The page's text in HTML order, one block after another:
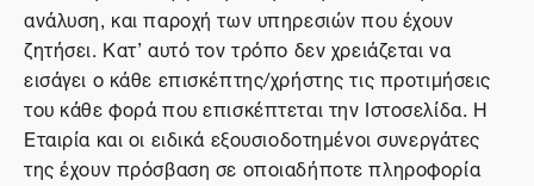
ανάλυση, και παροχή των υπηρεσιών που έχουν
ζητήσει. Κατ’ αυτό τον τρόπο δεν χρειάζεται να
εισάγει ο κάθε επισκέπτης/χρήστης τις προτιμήσεις
του κάθε φορά που επισκέπτεται την Ιστοσελίδα. Η
Εταιρία και οι ειδικά εξουσιοδοτημένοι συνεργάτες
της έχουν πρόσβαση σε οποιαδήποτε πληροφορία